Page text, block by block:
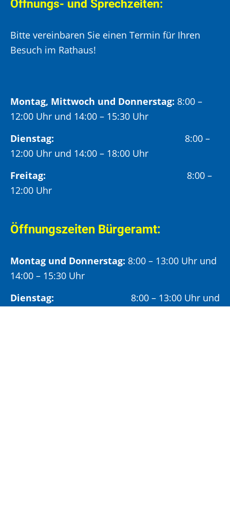
Öffnungs- und Sprechzeiten:
Bitte vereinbaren Sie einen Termin für Ihren
Besuch im Rathaus!
Montag, Mittwoch und Donnerstag: 8:00 –
12:00 Uhr und 14:00 – 15:30 Uhr
Dienstag: 8:00 –
12:00 Uhr und 14:00 – 18:00 Uhr
Freitag:
8:00 –
12:00 Uhr
Öffnungszeiten Bürgeramt:
Montag und Donnerstag: 8:00 – 13:00 Uhr und
14:00 – 15:30 Uhr
Dienstag: 8:00 – 13:00 Uhr und